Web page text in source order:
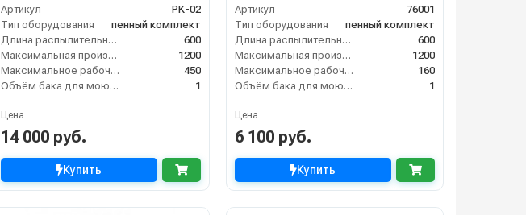
Артикул
PK-02
Тип оборудования
пенный комплект
Длина распылительного копья (мм)
600
Максимальная производительность по воде (л/ч)
1200
Максимальное рабочее давление (бар)
450
Объём бака для моющего средства (л)
1
Цена
14 000 руб.
Купить
Артикул
76001
Тип оборудования
пенный комплект
Длина распылительного копья (мм)
600
Максимальная производительность по воде (л/ч)
1200
Максимальное рабочее давление (бар)
160
Объём бака для моющего средства (л)
1
Цена
6 100 руб.
Купить